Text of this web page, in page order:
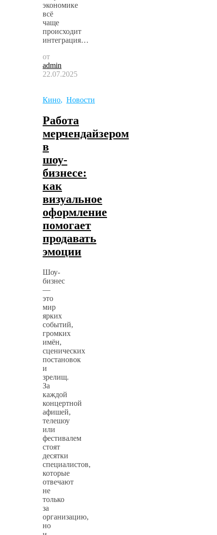
экономике
всё
чаще
происходит
интеграция…
от
admin
22.07.2025
Кино, Новости
Работа
мерчендайзером
в
шоу-
бизнесе:
как
визуальное
оформление
помогает
продавать
эмоции
Шоу-
бизнес
—
это
мир
ярких
событий,
громких
имён,
сценических
постановок
и
зрелищ.
За
каждой
концертной
афишей,
телешоу
или
фестивалем
стоят
десятки
специалистов,
которые
отвечают
не
только
за
организацию,
но